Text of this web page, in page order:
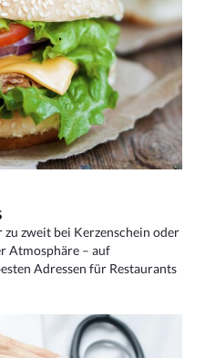
zweit bei Kerzenschein oder
Atmosphäre – auf
Adressen für Restaurants